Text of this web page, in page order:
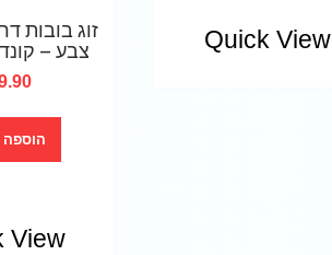
Quick View זוג בובות
צבע –
הוספה
View